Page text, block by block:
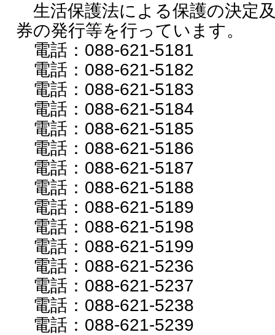
生活保護法による保護の決定
券の発行等を行っています。
電話：088-621-5181
電話：088-621-5182
電話：088-621-5183
電話：088-621-5184
電話：088-621-5185
電話：088-621-5186
電話：088-621-5187
電話：088-621-5188
電話：088-621-5189
電話：088-621-5198
電話：088-621-5199
電話：088-621-5236
電話：088-621-5237
電話：088-621-5238
電話：088-621-5239